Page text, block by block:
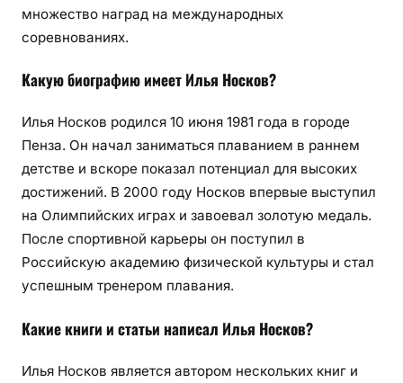
множество наград на международных
соревнованиях.
Какую биографию имеет Илья Носков?
Илья Носков родился 10 июня 1981 года в городе
Пенза. Он начал заниматься плаванием в раннем
детстве и вскоре показал потенциал для высоких
достижений. В 2000 году Носков впервые выступил
на Олимпийских играх и завоевал золотую медаль.
После спортивной карьеры он поступил в
Российскую академию физической культуры и стал
успешным тренером плавания.
Какие книги и статьи написал Илья Носков?
Илья Носков является автором нескольких книг и